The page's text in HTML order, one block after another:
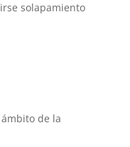
solapamiento
de la